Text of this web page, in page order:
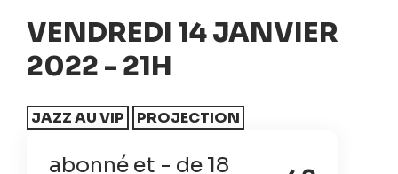
VENDREDI 14 JANVIER
2022 - 21H
JAZZ AU VIP PROJECTION
abonné et - de 18